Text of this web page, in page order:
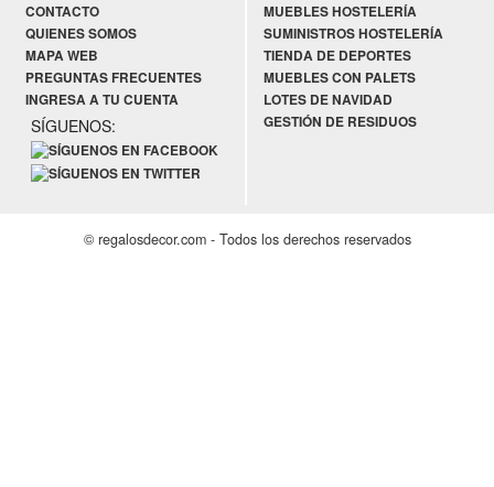
CONTACTO
QUIENES SOMOS
MAPA WEB
PREGUNTAS FRECUENTES
INGRESA A TU CUENTA
SÍGUENOS:
MUEBLES HOSTELERÍA
SUMINISTROS HOSTELERÍA
TIENDA DE DEPORTES
MUEBLES CON PALETS
LOTES DE NAVIDAD
GESTIÓN DE RESIDUOS
© regalosdecor.com - Todos los derechos reservados